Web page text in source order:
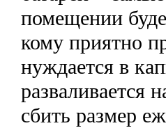
помещении
кому приятно
нуждается в
разваливается
сбить размер